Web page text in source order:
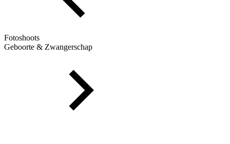
Fotoshoots
Geboorte & Zwangerschap